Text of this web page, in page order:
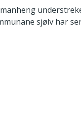
sjølv har